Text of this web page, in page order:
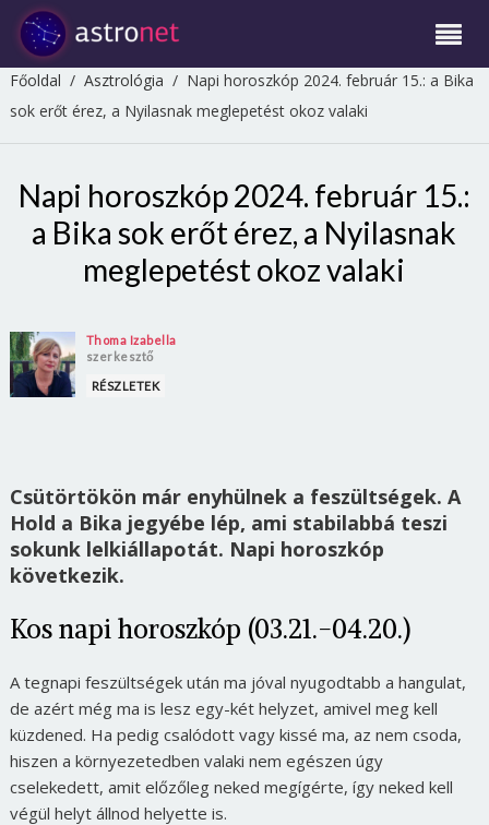
Főoldal / Asztrológia / Napi horoszkóp 2024. február 15.: a Bika
sok erőt érez, a Nyilasnak meglepetést okoz valaki
Napi horoszkóp 2024. február 15.:
a Bika sok erőt érez, a Nyilasnak
meglepetést okoz valaki
Thoma Izabella
szerkesztő
RÉSZLETEK
Csütörtökön már enyhülnek a feszültségek. A
Hold a Bika jegyébe lép, ami stabilabbá teszi
sokunk lelkiállapotát. Napi horoszkóp
következik.
Kos napi horoszkóp (03.21.-04.20.)
A tegnapi feszültségek után ma jóval nyugodtabb a hangulat,
de azért még ma is lesz egy-két helyzet, amivel meg kell
küzdened. Ha pedig csalódott vagy kissé ma, az nem csoda,
hiszen a környezetedben valaki nem egészen úgy
cselekedett, amit előzőleg neked megígérte, így neked kell
végül helyt állnod helyette is.